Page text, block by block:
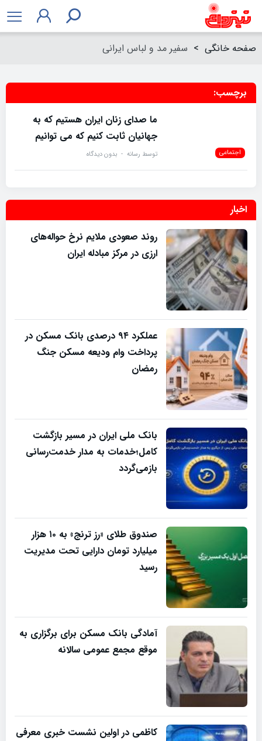
صفحه خانگی > سفیر مد و لباس ایرانی
برچسب:
اجتماعی
ما صدای زنان ایران هستیم که به
جهانیان ثابت کنیم که می توانیم
توسط رسانه بدون دیدگاه
اخبار
روند صعودی ملایم نرخ حواله‌های
ارزی در مرکز مبادله ایران
عملکرد ۹۴ درصدی بانک مسکن در
پرداخت وام ودیعه مسکن جنگ
رمضان
بانک ملی ایران در مسیر بازگشت
کامل؛خدمات به مدار خدمت‌رسانی
بازمی‌گردد
صندوق طلای «رز ترنج» به ۱۰ هزار
میلیارد تومان دارایی تحت مدیریت
رسید
آمادگی بانک مسکن برای برگزاری به
موقع مجمع عمومی سالانه
کاظمی در اولین نشست خبری معرفی